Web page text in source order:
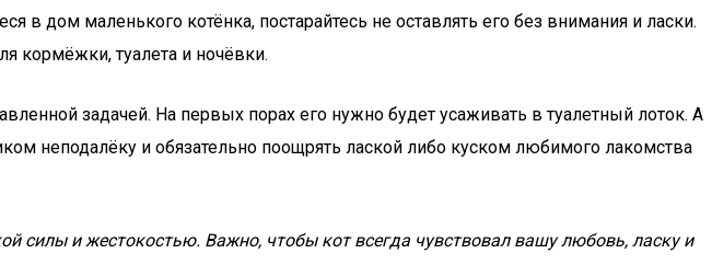
дом маленького котёнка, постарайтесь не оставлять его без внимания и ласки.
кормёжки, туалета и ночёвки.
задачей. На первых порах его нужно будет усаживать в туалетный лоток. А
неподалёку и обязательно поощрять лаской либо куском любимого лакомства
силы и жестокостью. Важно, чтобы кот всегда чувствовал вашу любовь, ласку и